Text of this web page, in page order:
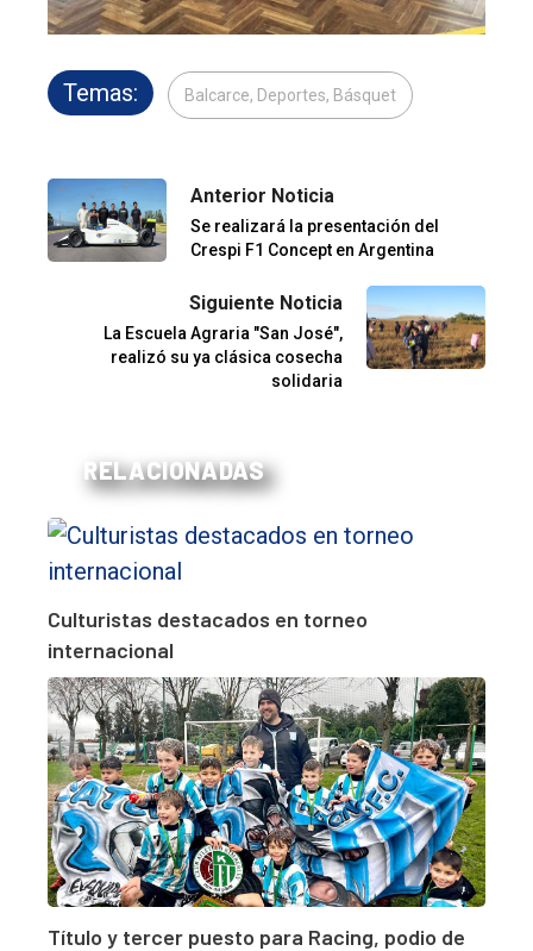
Temas: Balcarce, Deportes, Básquet
Anterior Noticia
Se realizará la presentación del
Crespi F1 Concept en Argentina
Siguiente Noticia
La Escuela Agraria "San José",
realizó su ya clásica cosecha
solidaria
RELACIONADAS
Culturistas destacados en torneo
internacional
Título y tercer puesto para Racing, podio de